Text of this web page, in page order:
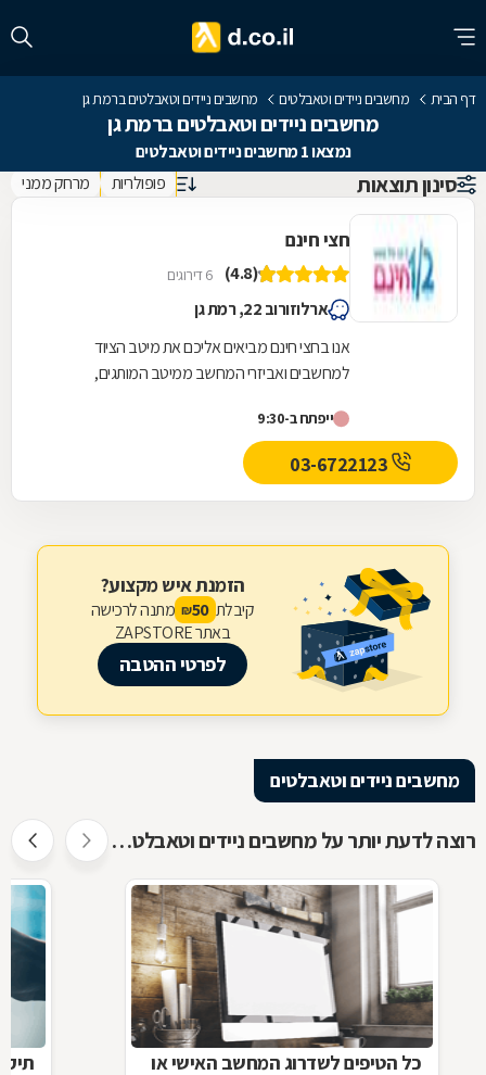
דף הבית מחשבים ניידים וטאבלטים מחשבים ניידים וטאבלטים ברמת גן
מחשבים ניידים וטאבלטים ברמת גן
נמצאו 1 מחשבים ניידים וטאבלטים
סינון תוצאות פופולריות מרחק ממני
חצי חינם
(4.8) 6 דירוגים
ארלוזורוב 22, רמת גן
אנו בחצי חינם מביאים אליכם את מיטב הציוד
למחשבים ואביזרי המחשב ממיטב המותגים,
למחשבים: כוננים...
ייפתח ב-9:30
הזמנת איש מקצוע?
קיבלת 50
₪ מתנה לרכישה
באתר ZAPSTORE
לפרטי ההטבה
מחשבים ניידים וטאבלטים
רוצה לדעת יותר על מחשבים ניידים וטאבלטים ?
כל הטיפים לשדרוג המחשב האישי או